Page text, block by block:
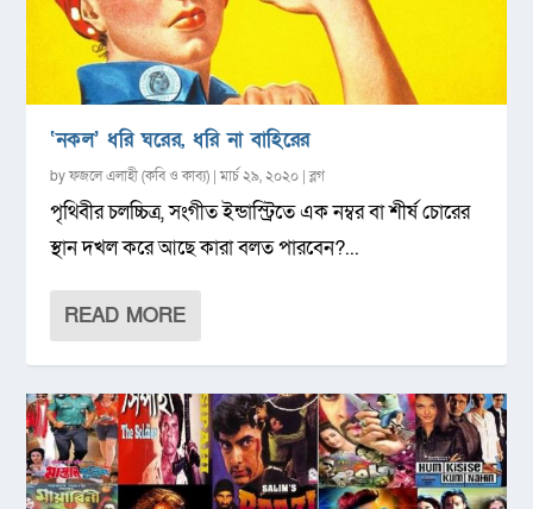
‘নকল’ ধরি ঘরের, ধরি না বাহিরের
byফজলে এলাহী (কবি ও কাব্য) |মার্চ ২৯, ২০২০ |ব্লগ
পৃথিবীর চলচ্চিত্র, সংগীত ইন্ডাস্ট্রিতে এক নম্বর বা শীর্ষ চোরের
স্থান দখল করে আছে কারা বলত পারবেন?...
READ MORE